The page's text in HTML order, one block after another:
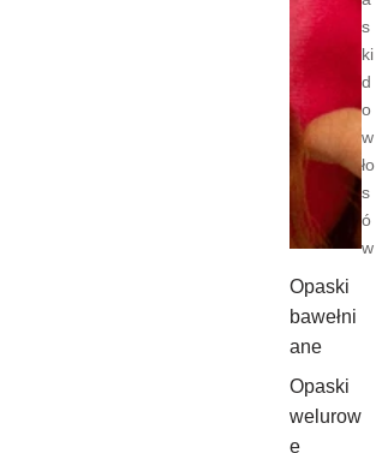
s
ki
d
o
w
ło
s
ó
w
Opaski
bawełni
ane
Opaski
welurow
e